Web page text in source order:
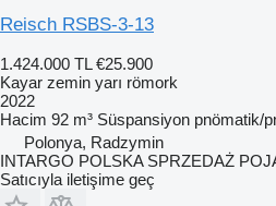
Reisch RSBS-3-13
1.424.000 TL €25.900
Kayar zemin yarı römork
2022
Hacim 92 m³ Süspansiyon pnömatik/
Polonya, Radzymin
INTARGO POLSKA SPRZEDAŻ
Satıcıyla iletişime geç